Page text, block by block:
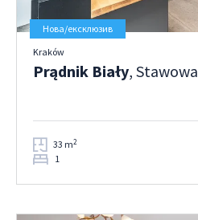
Нова/ексклюзив
Kraków
Prądnik Biały, Stawowa
33 m2
1